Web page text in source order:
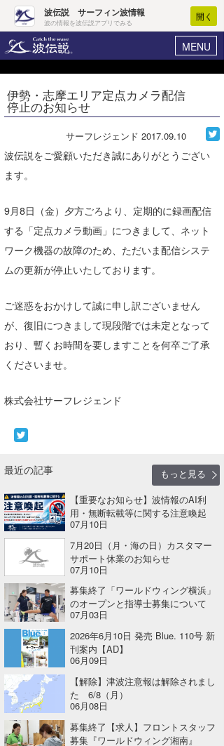
波伝説 サーフィン波情報
波の情報を波伝説アプリでみる
開く
MENU
ヘルプ マイホーム
ログイン
新規会員登録
波情報･概況
気象情報
ニュース
サーフィンエリアガイド
会員メニュー
今月のプレゼント
伊勢・志摩エリア定点カメラ配信
停止のお知らせ
サーフレジェンド 2017.09.10
波伝説をご愛顧いただき誠にありがとうござい
ます。
9月8日（金）夕方ごろより、定期的に録画配信
する「定点カメラ動画」につきまして、ネット
ワーク機器の故障のため、ただいま配信システ
ムの更新が停止いたしております。
ご迷惑をおかけして誠に申し訳ございません
が、復旧につきまして現段階では未定となって
おり、暫くお時間を要しますことを何卒ご了承
くださいませ。
株式会社サーフレジェンド
最近の記事
もっと見る
【重要なお知らせ】波情報のAI利
用・無断転載等に関する注意喚起
07月10日
7月20日（月・海の日）カスタマー
サポート休業のお知らせ
07月10日
募集終了「ワールドウィング横浜」
のオープンと指導士募集について
07月03日
2026年6月10日 発売 Blue. 110号 新
刊案内【AD】
06月09日
【解除】津波注意報は解除されまし
た 6/8（月）
06月08日
募集終了【求人】フロントスタッフ
募集『ワールドウィング湘南』
Core Surf Japan
ファッション/グッズ
コラム
トラベル
ショップ情報
湘南
千葉北
四国
沖縄
お知らせ
その他
サーファーズ
ライター/寄稿メディア
Core Surf Japan
Naoya Kimoto
mitsuteru Kamio
Yasunari Inoue
メディア
SURFMEDIA
Colors MAGAZINE
波伝説アンバサダー/プロライダー
福島寿実子
波伝説スタッフ